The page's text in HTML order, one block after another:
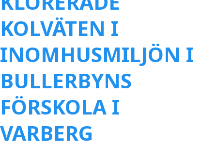
KOLVÄTEN I
INOMHUSMILJÖN I
BULLERBYNS
FÖRSKOLA I
VARBERG